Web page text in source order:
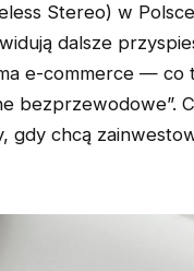
Stereo) w
dalsze
e-commerce — co
bezprzewodowe”.
gdy chcą